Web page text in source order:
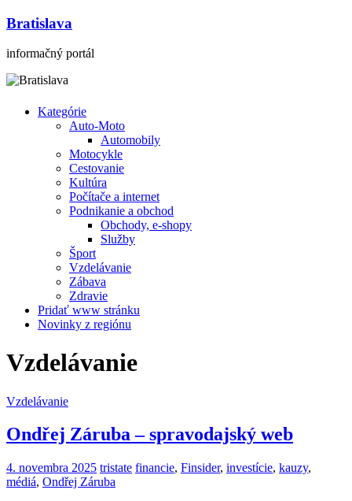
Bratislava
informačný portál
Kategórie
Auto-Moto
Automobily
Motocykle
Cestovanie
Kultúra
Počítače a internet
Podnikanie a obchod
Obchody, e-shopy
Služby
Šport
Vzdelávanie
Zábava
Zdravie
Pridať www stránku
Novinky z regiónu
Vzdelávanie
Vzdelávanie
Ondřej Záruba – spravodajský web
4. novembra 2025 tristate financie, Finsider, investície, kauzy,
médiá, Ondřej Záruba